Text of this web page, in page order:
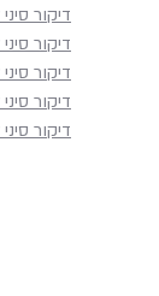
דיקור
דיקור
דיקור
דיקור
דיקור